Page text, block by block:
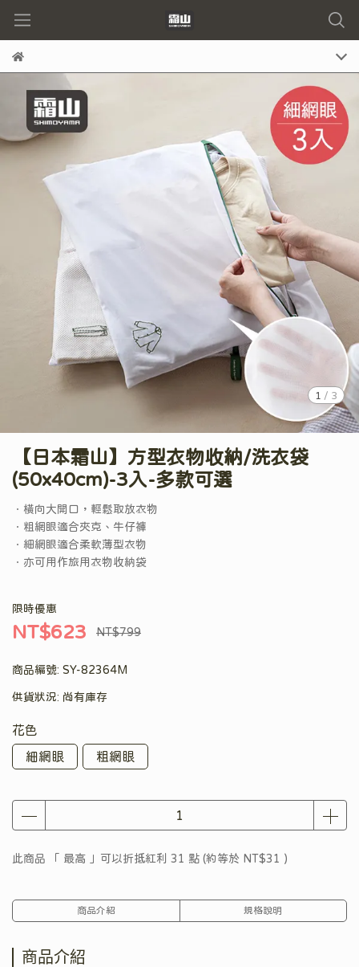
1 / 3
【日本霜山】方型衣物收納/洗衣袋
(50x40cm)-3入-多款可選
．橫向大開口，輕鬆取放衣物
．粗網眼適合夾克、牛仔褲
．細網眼適合柔軟薄型衣物
．亦可用作旅用衣物收納袋
限時優惠
NT$623 NT$799
商品編號: SY-82364M
供貨狀況: 尚有庫存
花色
細網眼
粗網眼
此商品 「 最高 」可以折抵紅利 31 點 (約等於 NT$31 )
商品介紹 規格說明
商品介紹